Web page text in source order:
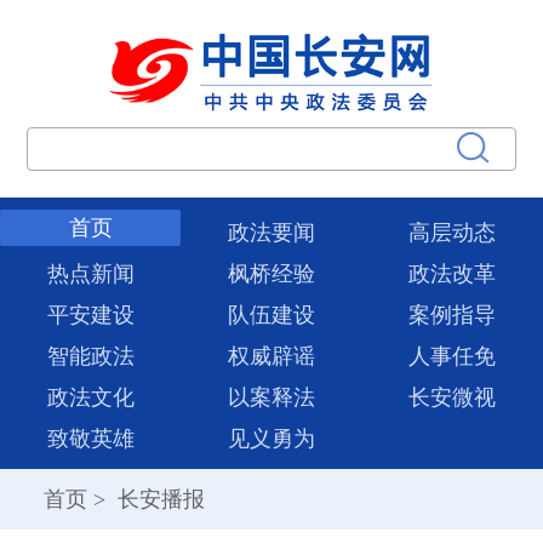
首页 政法要闻
高层动态
热点新闻
枫桥经验
政法改革
平安建设
队伍建设
案例指导
智能政法
权威辟谣
人事任免
政法文化
以案释法
长安微视
致敬英雄
见义勇为
首页 > 长安播报